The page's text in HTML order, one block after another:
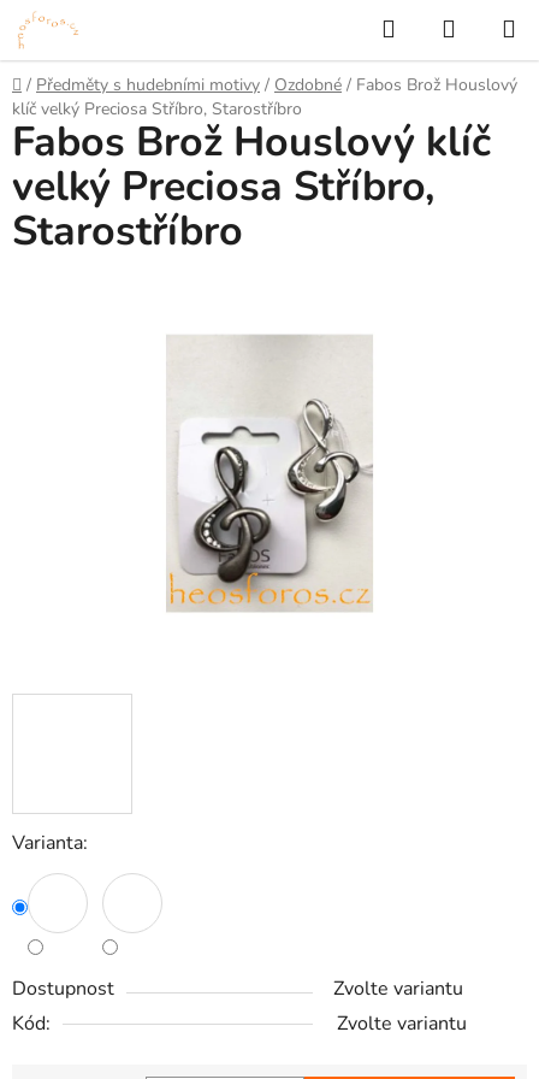
Přejít
na
obsah
Hledat
KOŠÍK
Domů
/ Předměty s hudebními motivy / Ozdobné / Fabos Brož Houslový
klíč velký Preciosa Stříbro, Starostříbro
Varianta:
Dostupnost
Zvolte variantu
Kód:
Zvolte variantu
Fabos Brož Houslový klíč
velký Preciosa Stříbro,
Starostříbro